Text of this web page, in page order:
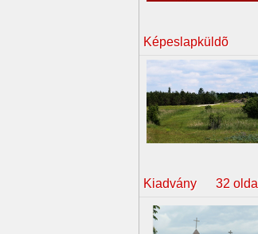
Képeslapküldõ
Kiadvány 32 oldal